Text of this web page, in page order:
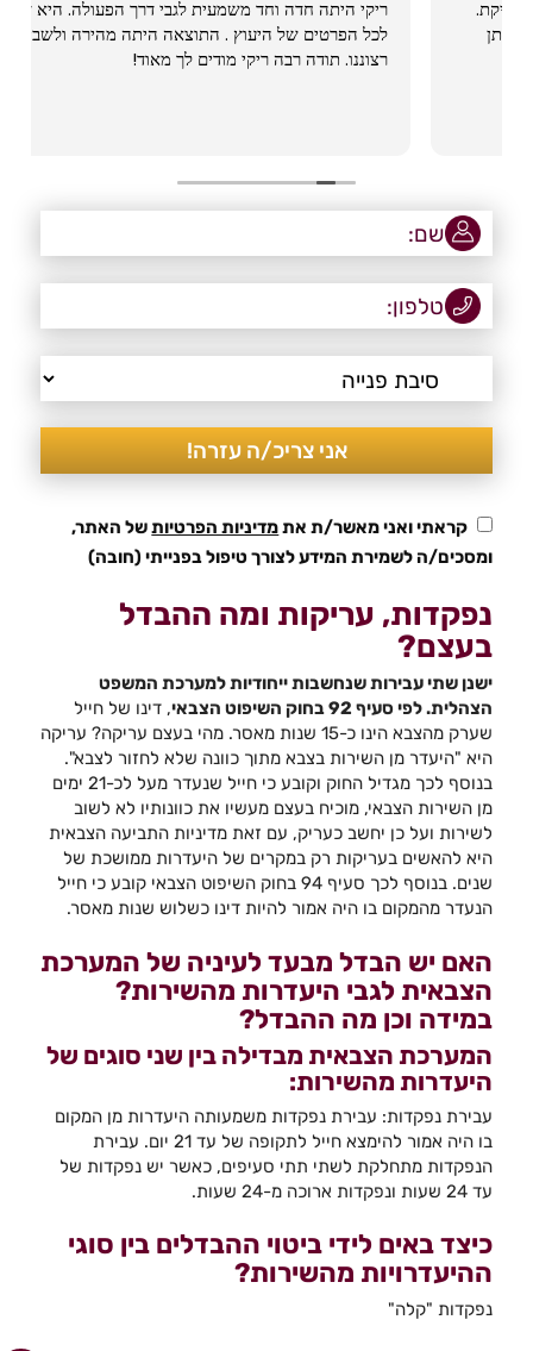
ריקי היתה חדה וחד משמעית לגבי דרך הפעולה. היא דאגה
לכל הפרטים של היעוץ . התוצאה היתה מהירה ולשביעות
רצוננו. תודה רבה ריקי מודים לך מאוד!
קראתי ואני מאשר/ת אתמדיניות הפרטיותשל האתר,
ומסכים/ה לשמירת המידע לצורך טיפול בפנייתי (חובה)
נפקדות, עריקות ומה ההבדל
בעצם?
ישנן שתי עבירות שנחשבות ייחודיות למערכת המשפט
הצהלית. לפי סעיף 92 בחוק השיפוט הצבאי
, דינו של חייל
שערק מהצבא הינו כ-15 שנות מאסר. מהי בעצם עריקה? עריקה
היא "היעדר מן השירות בצבא מתוך כוונה שלא לחזור לצבא".
בנוסף לכך מגדיל החוק וקובע כי חייל שנעדר מעל לכ-21 ימים
מן השירות הצבאי, מוכיח בעצם מעשיו את כוונותיו לא לשוב
לשירות ועל כן יחשב כעריק, עם זאת מדיניות התביעה הצבאית
היא להאשים בעריקות רק במקרים של היעדרות ממושכת של
שנים. בנוסף לכך סעיף 94 בחוק השיפוט הצבאי קובע כי חייל
הנעדר מהמקום בו היה אמור להיות דינו כשלוש שנות מאסר.
האם יש הבדל מבעד לעיניה של המערכת
הצבאית לגבי היעדרות מהשירות?
במידה וכן מה ההבדל?
המערכת הצבאית מבדילה בין שני סוגים של
היעדרות מהשירות:
עבירת נפקדות: עבירת נפקדות משמעותה היעדרות מן המקום
בו היה אמור להימצא חייל לתקופה של עד 21 יום. עבירת
הנפקדות מתחלקת לשתי תתי סעיפים, כאשר יש נפקדות של
עד 24 שעות ונפקדות ארוכה מ-24 שעות.
כיצד באים לידי ביטוי ההבדלים בין סוגי
ההיעדרויות מהשירות?
נפקדות "קלה"